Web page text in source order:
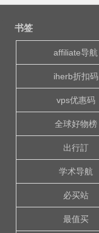
文
书签
affiliate导航
iherb折扣码
vps优惠码
全球好物榜
出行訂
学术导航
必买站
最值买